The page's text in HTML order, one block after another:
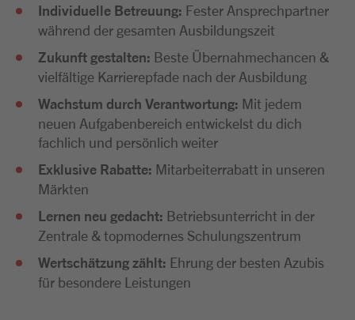
Individuelle Betreuung: Fester Ansprechpartner
während der gesamten Ausbildungszeit
Zukunft gestalten: Beste Übernahmechancen &
vielfältige Karrierepfade nach der Ausbildung
Wachstum durch Verantwortung: Mit jedem
neuen Aufgabenbereich entwickelst du dich
fachlich und persönlich weiter
Exklusive Rabatte: Mitarbeiterrabatt in unseren
Märkten
Lernen neu gedacht: Betriebsunterricht in der
Zentrale & topmodernes Schulungszentrum
Wertschätzung zählt: Ehrung der besten Azubis
für besondere Leistungen